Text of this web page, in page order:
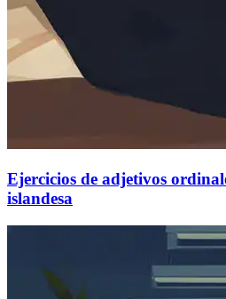
Ejercicios de adjetivos
islandesa